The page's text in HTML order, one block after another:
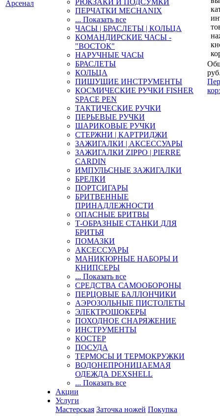
РЮКЗАКИ И ПОДСУМКИ
ПЕРЧАТКИ MECHANIX
... Показать все
ЧАСЫ | БРАСЛЕТЫ | КОЛЬЦА
КОМАНДИРСКИЕ ЧАСЫ -
"ВОСТОК"
НАРУЧНЫЕ ЧАСЫ
БРАСЛЕТЫ
КОЛЬЦА
ПИШУЩИЕ ИНСТРУМЕНТЫ
КОСМИЧЕСКИЕ РУЧКИ FISHER
SPACE PEN
ТАКТИЧЕСКИЕ РУЧКИ
ПЕРЬЕВЫЕ РУЧКИ
ШАРИКОВЫЕ РУЧКИ
СТЕРЖНИ | КАРТРИДЖИ
ЗАЖИГАЛКИ | АКСЕССУАРЫ
ЗАЖИГАЛКИ ZIPPO | PIERRE
CARDIN
ИМПУЛЬСНЫЕ ЗАЖИГАЛКИ
БРЕЛКИ
ПОРТСИГАРЫ
БРИТВЕННЫЕ
ПРИНАДЛЕЖНОСТИ
ОПАСНЫЕ БРИТВЫ
Т-ОБРАЗНЫЕ СТАНКИ ДЛЯ
БРИТЬЯ
ПОМАЗКИ
АКСЕССУАРЫ
МАНИКЮРНЫЕ НАБОРЫ И
КНИПСЕРЫ
... Показать все
СРЕДСТВА САМООБОРОНЫ
ПЕРЦОВЫЕ БАЛЛОНЧИКИ
АЭРОЗОЛЬНЫЕ ПИСТОЛЕТЫ
ЭЛЕКТРОШОКЕРЫ
ПОХОДНОЕ СНАРЯЖЕНИЕ
ИНСТРУМЕНТЫ
КОСТЕР
ПОСУДА
ТЕРМОСЫ И ТЕРМОКРУЖКИ
ВОДОНЕПРОНИЦАЕМАЯ
ОДЕЖДА DEXSHELL
... Показать все
Акции
Услуги
Мастерская Заточка ножей Покупка